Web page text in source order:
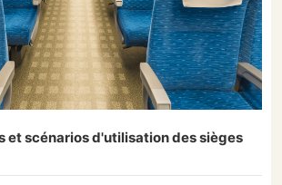
et scénarios d'utilisation des sièges